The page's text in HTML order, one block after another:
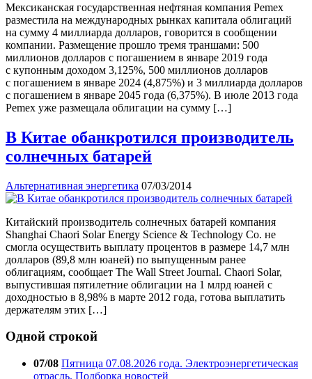
Мексиканская государственная нефтяная компания Pemex
разместила на международных рынках капитала облигаций
на сумму 4 миллиарда долларов, говорится в сообщении
компании. Размещение прошло тремя траншами: 500
миллионов долларов с погашением в январе 2019 года
с купонным доходом 3,125%, 500 миллионов долларов
с погашением в январе 2024 (4,875%) и 3 миллиарда долларов
с погашением в январе 2045 года (6,375%). В июле 2013 года
Pemex уже размещала облигации на сумму […]
В Китае обанкротился производитель
солнечных батарей
Альтернативная энергетика 07/03/2014
Китайский производитель солнечных батарей компания
Shanghai Chaori Solar Energy Science & Technology Co. не
смогла осуществить выплату процентов в размере 14,7 млн
долларов (89,8 млн юаней) по выпущенным ранее
облигациям, сообщает The Wall Street Journal. Chaori Solar,
выпустившая пятилетние облигации на 1 млрд юаней с
доходностью в 8,98% в марте 2012 года, готова выплатить
держателям этих […]
Одной строкой
07/08 Пятница 07.08.2026 года. Электроэнергетическая
отрасль. Подборка новостей